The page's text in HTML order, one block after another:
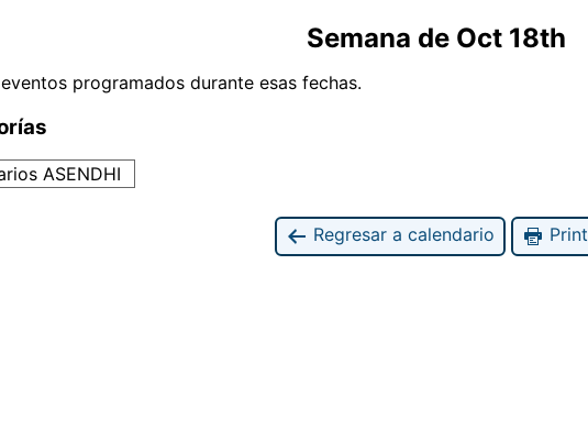
Semana de Oct 18th
programados durante esas fechas.
ASENDHI
Regresar a calendario Print